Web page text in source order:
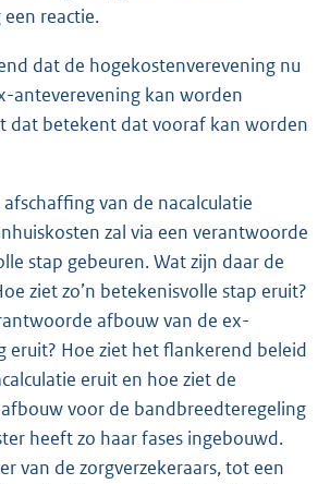
reactie.
dat de hogekostenverevening nu
anteverevening kan worden
dat betekent dat vooraf kan worden
van de nacalculatie
zal via een verantwoorde
stap gebeuren. Wat zijn daar de
ziet zo’n betekenisvolle stap eruit?
afbouw van de ex-
eruit? Hoe ziet het flankerend beleid
eruit en hoe ziet de
voor de bandbreedteregeling
heeft zo haar fases ingebouwd.
van de zorgverzekeraars, tot een